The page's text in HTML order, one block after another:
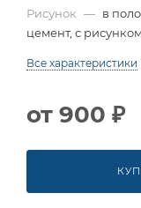
Рисунок — в
цемент, с рисунком
Все характеристики
от 900 ₽